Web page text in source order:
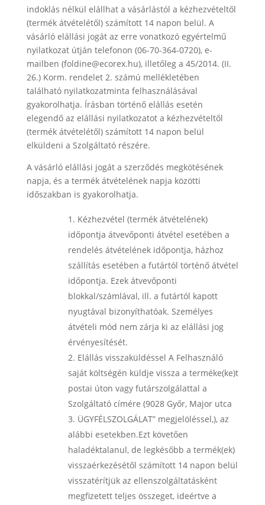
indoklás nélkül elállhat a vásárlástól a kézhezvételtől
(termék átvételétől) számított 14 napon belül. A
vásárló elállási jogát az erre vonatkozó egyértelmű
nyilatkozat útján telefonon (06-70-364-0720), e-
mailben (foldine@ecorex.hu), illetőleg a 45/2014. (II.
26.) Korm. rendelet 2. számú mellékletében
található nyilatkozatminta felhasználásával
gyakorolhatja. Írásban történő elállás esetén
elegendő az elállási nyilatkozatot a kézhezvételtől
(termék átvételétől) számított 14 napon belül
elküldeni a Szolgáltató részére.
A vásárló elállási jogát a szerződés megkötésének
napja, és a termék átvételének napja közötti
időszakban is gyakorolhatja.
Kézhezvétel (termék átvételének)
időpontja átvevőponti átvétel esetében a
rendelés átvételének időpontja, házhoz
szállítás esetében a futártól történő átvétel
időpontja. Ezek átvevőponti
blokkal/számlával, ill. a futártól kapott
nyugtával bizonyíthatóak. Személyes
átvételi mód nem zárja ki az elállási jog
érvényesítését.
Elállás visszaküldéssel A Felhasználó
saját költségén küldje vissza a terméke(ke)t
postai úton vagy futárszolgálattal a
Szolgáltató címére (9028 Győr, Major utca
3. ÜGYFÉLSZOLGÁLAT” megjelöléssel,), az
alábbi esetekben.Ezt követően
haladéktalanul, de legkésőbb a termék(ek)
visszaérkezésétől számított 14 napon belül
visszatérítjük az ellenszolgáltatásként
megfizetett teljes összeget, ideértve a